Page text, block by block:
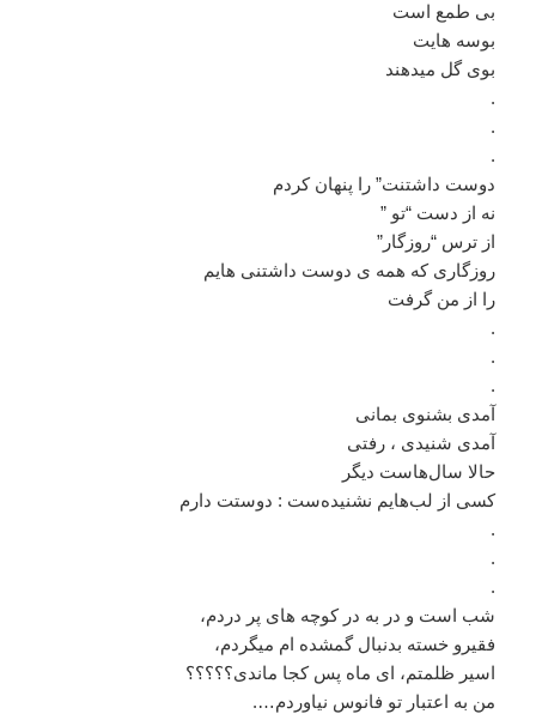
بی طمع است
بوسه هایت
بوی گل میدهند
.
.
.
دوست داشتنت” را پنهان کردم
نه از دست “تو ”
از ترس “روزگار”
روزگاری که همه ی دوست داشتنی هایم
را از من گرفت
.
.
.
آمدی بشنوی بمانی
آمدی شنیدی ، رفتی
حالا سال‌هاست دیگر
کسی از لب‌هایم نشنیده‌ست : دوستت دارم
.
.
.
شب است و در به در کوچه های پر دردم،
فقیرو خسته بدنبال گمشده ام میگردم،
اسیر ظلمتم، ای ماه پس کجا ماندی؟؟؟؟؟
من به اعتبار تو فانوس نیاوردم….